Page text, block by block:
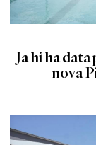
Ja hi ha
nova